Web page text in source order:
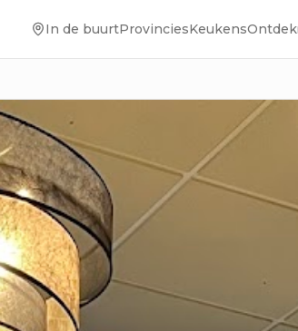
In de buurtProvinciesKeukensOntdek